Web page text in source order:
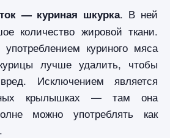
— куриная шкурка. В ней
количество жировой ткани.
куриного мяса
лучше удалить, чтобы
Исключением является
крылышках — там она
можно употреблять как